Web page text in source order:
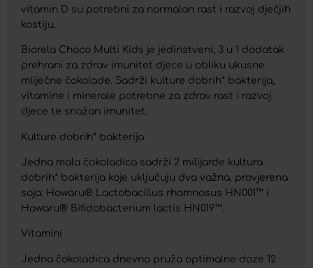
vitamin D su potrebni za normalan rast i razvoj dječjih
kostiju.
Biorela Choco Multi Kids je jedinstveni, 3 u 1 dodatak
prehrani za zdrav imunitet djece u obliku ukusne
mliječne čokolade. Sadrži kulture dobrih* bakterija,
vitamine i minerale potrebne za zdrav rast i razvoj
djece te snažan imunitet.
Kulture dobrih* bakterija
Jedna mala čokoladica sadrži 2 milijarde kultura
dobrih* bakterija koje uključuju dva važna, provjerena
soja: Howaru® Lactobacillus rhamnosus HN001™ i
Howaru® Bifidobacterium lactis HN019™.
Vitamini
Jedna čokoladica dnevno pruža optimalne doze 12